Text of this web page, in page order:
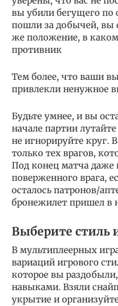
вы убили бегущего по
пошли за добычей, вы
же положение, в
противник
Тем более, что ваши
привлекли ненужное
Будьте умнее, и вы
начале партии
не игнорируйте круг.
только тех врагов,
Под конец матча даже
поверженного врага,
осталось патронов/
бронежилет пришел в
Выберите стиль
В мультиплеерных
вариаций игрового
которое вы
навыками. Взяли
укрытие и